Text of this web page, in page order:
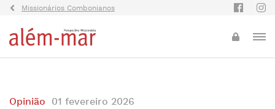
Missionários Combonianos
Opinião 01 fevereiro 2026